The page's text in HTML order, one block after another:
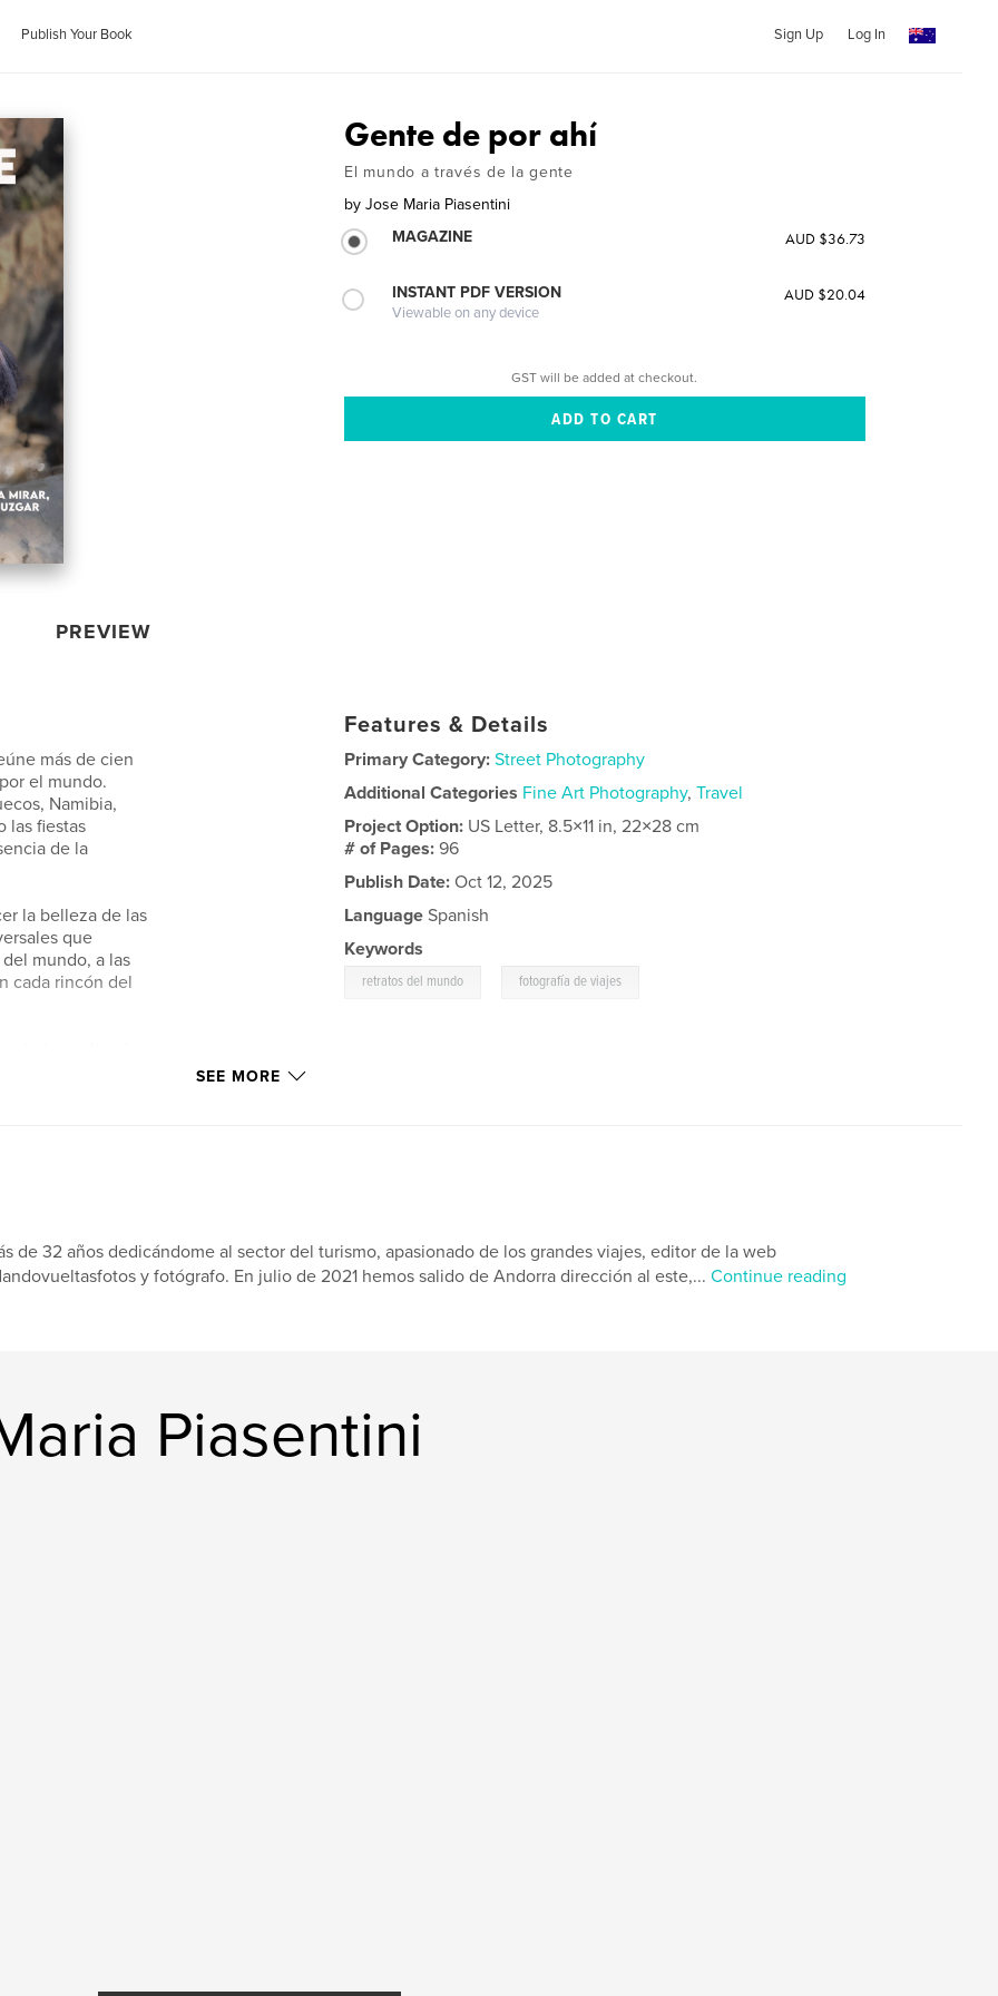
Publish Your Book Sign Up Log In
PREVIEW
Gente de por ahí
El mundo a través de la gente
by Jose Maria Piasentini
MAGAZINE
AUD $36.73
INSTANT PDF VERSION
Viewable on any device
AUD $20.04
GST will be added at checkout.
más de cien
el mundo.
Namibia,
las fiestas
de la
la belleza de las
que
mundo, a las
cada rincón del
Features & Details
Primary Category: Street Photography
Additional Categories Fine Art Photography,Travel
Project Option: US Letter, 8.5×11 in, 22×28 cm
# of Pages:96
Publish Date: Oct 12, 2025
Language Spanish
Keywords
retratos del mundo fotografía de viajes
SEE MORE
de 32 años dedicándome al sector del turismo, apasionado de los grandes viajes, editor de la web
y fotógrafo. En julio de 2021 hemos salido de Andorra dirección al este,... Continue reading
Piasentini